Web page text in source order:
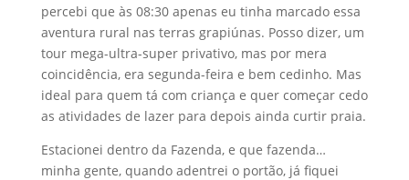
percebi que às 08:30 apenas eu tinha marcado essa
aventura rural nas terras grapiúnas. Posso dizer, um
tour mega-ultra-super privativo, mas por mera
coincidência, era segunda-feira e bem cedinho. Mas
ideal para quem tá com criança e quer começar cedo
as atividades de lazer para depois ainda curtir praia.
Estacionei dentro da Fazenda, e que fazenda…
minha gente, quando adentrei o portão, já fiquei